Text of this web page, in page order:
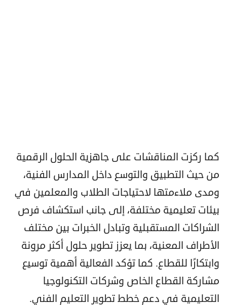
كما ركزت المناقشات على جاهزية الحلول الرقمية
من حيث التطبيق والتوسع داخل المدارس الفنية،
ومدى ملاءمتها لاحتياجات الطلاب والمعلمين في
بيئات تعليمية مختلفة، إلى جانب استكشاف فرص
الشراكات المستقبلية وتبادل الخبرات بين مختلف
الأطراف المعنية، بما يعزز تطوير حلول أكثر مرونة
وابتكارًا للقطاع. كما تؤكد الفعالية أهمية توسيع
مشاركة القطاع الخاص وشركات التكنولوجيا
التعليمية في دعم خطط تطوير التعليم الفني.